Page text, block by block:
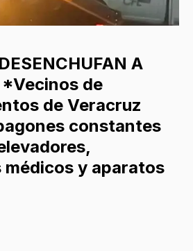
A
*Vecinos de
de Veracruz
constantes
y aparatos